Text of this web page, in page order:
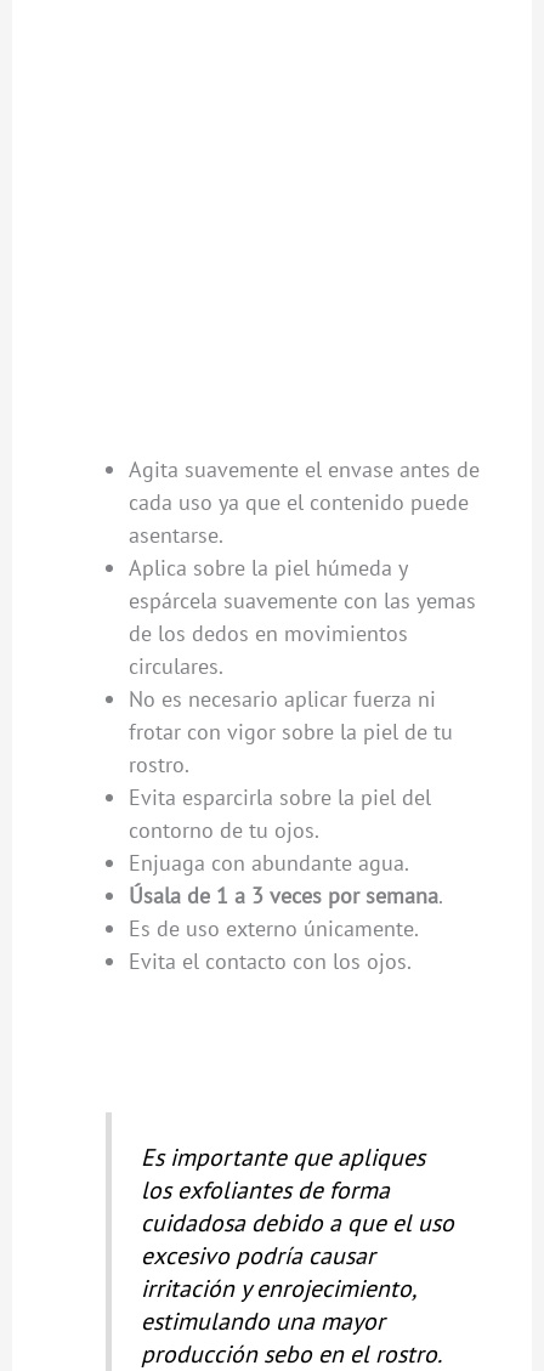
Agita suavemente el envase antes de
cada uso ya que el contenido puede
asentarse.
Aplica sobre la piel húmeda y
espárcela suavemente con las yemas
de los dedos en movimientos
circulares.
No es necesario aplicar fuerza ni
frotar con vigor sobre la piel de tu
rostro.
Evita esparcirla sobre la piel del
contorno de tu ojos.
Enjuaga con abundante agua.
Úsala de 1 a 3 veces por semana.
Es de uso externo únicamente.
Evita el contacto con los ojos.
Es importante que apliques
los exfoliantes de forma
cuidadosa debido a que el uso
excesivo podría causar
irritación y enrojecimiento,
estimulando una mayor
producción sebo en el rostro.